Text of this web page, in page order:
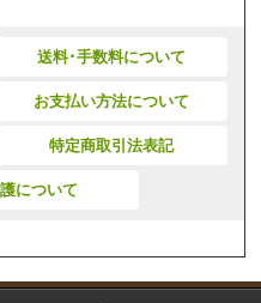
送料･手数料について
お支払い方法について
特定商取引法表記
について